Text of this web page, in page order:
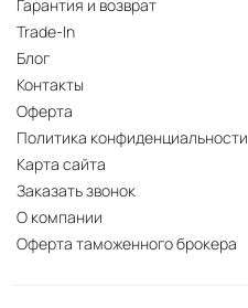
Гарантия и возврат
Trade-In
Блог
Контакты
Оферта
Политика конфиденциальности
Карта сайта
Заказать звонок
О компании
Оферта таможенного брокера